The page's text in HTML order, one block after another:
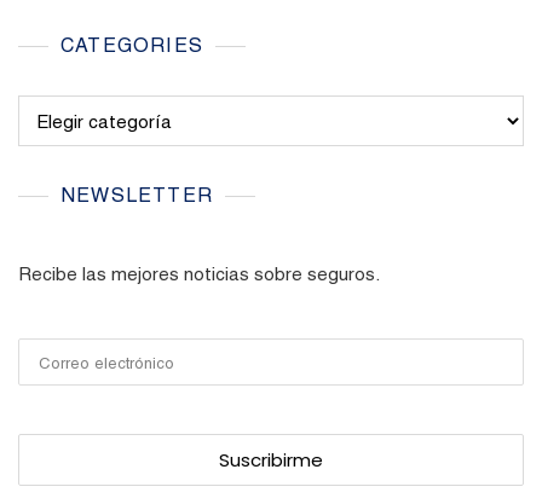
CATEGORIES
NEWSLETTER
Recibe las mejores noticias sobre seguros.